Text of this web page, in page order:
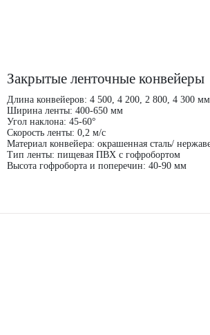
Закрытые ленточные конвейеры
Длина конвейеров: 4 500, 4 200, 2 800, 4 300 мм
Ширина ленты: 400-650 мм
Угол наклона: 45-60°
Скорость ленты: 0,2 м/с
Материал конвейера: окрашенная сталь/
Тип ленты: пищевая ПВХ с гофробортом
Высота гофроборта и поперечин: 40-90 мм